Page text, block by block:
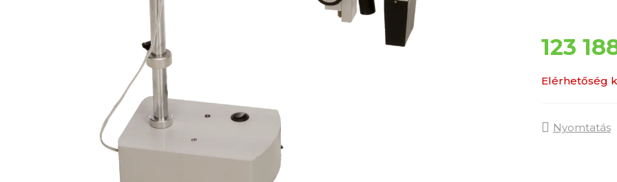
csillag.
123
Elérhetőség
Nyomtatás